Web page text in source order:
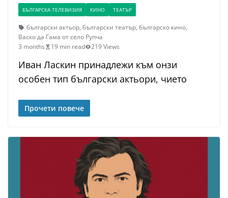
БЪЛГАРСКА ТЕЛЕВИЗИЯ КИНО ТЕАТЪР
български актьор, български театър, българско кино,
Васко да Гама от село Рупча
3 months
19 min read 219 Views
Иван Ласкин принадлежи към онзи
особен тип български актьори, чието
Прочети повече